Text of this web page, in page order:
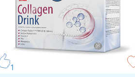
1